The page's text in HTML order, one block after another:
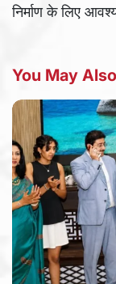
निर्माण के लिए
You May